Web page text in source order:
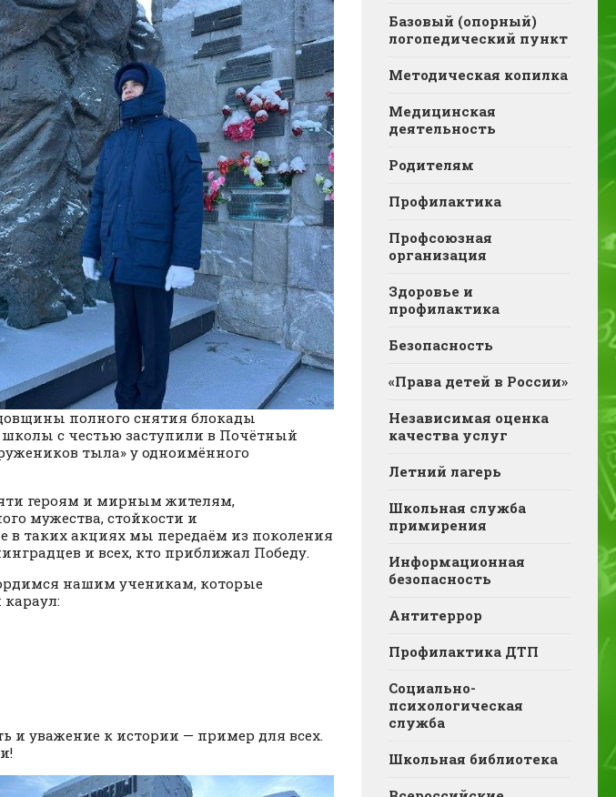
полного снятия блокады
с честью заступили в Почётный
тыла» у одноимённого
героям и мирным жителям,
мужества, стойкости и
в таких акциях мы передаём из поколения
и всех, кто приближал Победу.
нашим ученикам, которые
и уважение к истории — пример для всех.
Базовый (опорный)
логопедический пункт
Методическая копилка
Медицинская
деятельность
Родителям
Профилактика
Профсоюзная
организация
Здоровье и
профилактика
Безопасность
«Права детей в России»
Независимая оценка
качества услуг
Летний лагерь
Школьная служба
примирения
Информационная
безопасность
Антитеррор
Профилактика ДТП
Социально-
психологическая
служба
Школьная библиотека